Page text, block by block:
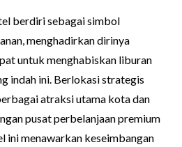
berdiri sebagai simbol
menghadirkan dirinya
untuk menghabiskan liburan
indah ini. Berlokasi strategis
atraksi utama kota dan
pusat perbelanjaan premium
ini menawarkan keseimbangan